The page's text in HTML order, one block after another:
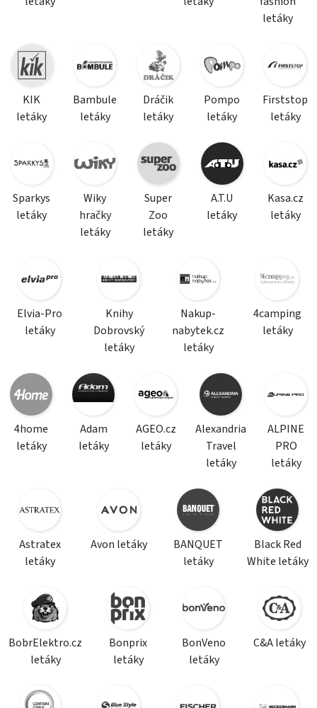
letáky
KIK
letáky
Bambule
letáky
Dráčik
letáky
Pompo
letáky
Firststop
letáky
Sparkys
letáky
Wiky
hračky
letáky
Super
Zoo
letáky
A.T.U
letáky
Kasa.cz
letáky
Elvia-Pro
letáky
Knihy
Dobrovský
letáky
Nakup-
nabytek.cz
letáky
4camping
letáky
4home
letáky
Adam
letáky
AGEO.cz
letáky
Alexandria
Travel
letáky
ALPINE
PRO
letáky
Astratex
letáky
Avon letáky
BANQUET
letáky
Black Red
White letáky
BobrElektro.cz
letáky
Bonprix
letáky
BonVeno
letáky
C&A letáky